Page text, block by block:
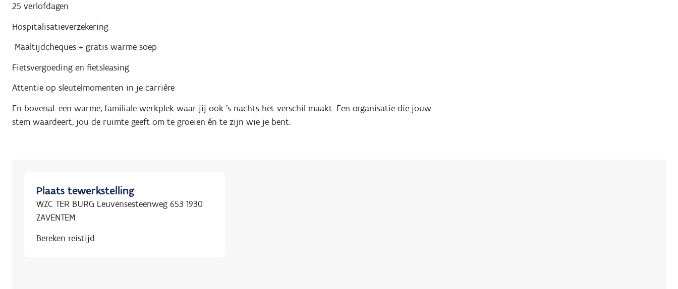
25 verlofdagen
Hospitalisatieverzekering
Maaltijdcheques + gratis warme soep
Fietsvergoeding en fietsleasing
Attentie op sleutelmomenten in je carrière
En bovenal: een warme, familiale werkplek waar jij ook 's nachts het verschil maakt. Een organisatie die jouw
stem waardeert, jou de ruimte geeft om te groeien én te zijn wie je bent.
Plaats tewerkstelling
WZC TER BURG Leuvensesteenweg 653 1930
ZAVENTEM
Bereken reistijd